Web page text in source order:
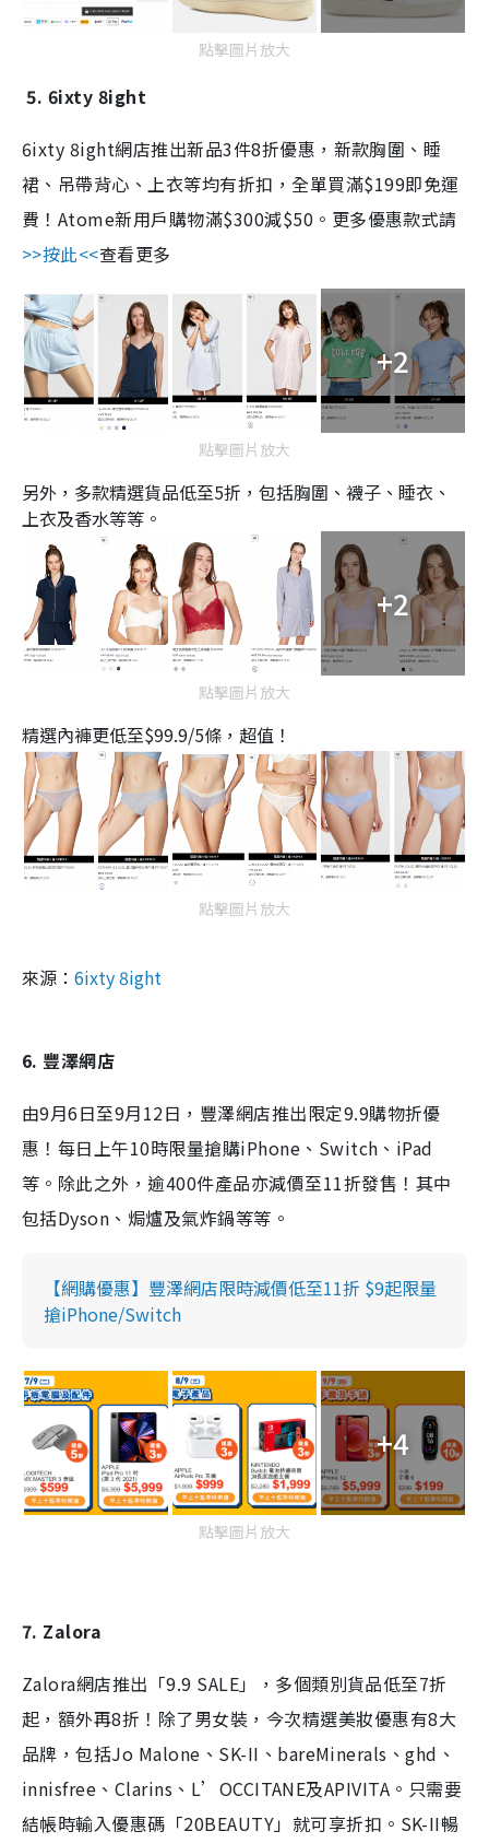
點擊圖片放大
5. 6ixty 8ight
6ixty 8ight網店推出新品3件8折優惠，新款胸圍、睡
裙、吊帶背心、上衣等均有折扣，全單買滿$199即免運
費！Atome新用戶購物滿$300減$50。更多優惠款式請
>>按此<<查看更多
+2
點擊圖片放大
另外，多款精選貨品低至5折，包括胸圍、襪子、睡衣、
上衣及香水等等。
+2
點擊圖片放大
精選內褲更低至$99.9/5條，超值！
點擊圖片放大
來源： 6ixty 8ight
6. 豐澤網店
由9月6日至9月12日，豐澤網店推出限定9.9購物折優
惠！每日上午10時限量搶購iPhone、Switch、iPad
等。除此之外，逾400件產品亦減價至11折發售！其中
包括Dyson、焗爐及氣炸鍋等等。
【網購優惠】豐澤網店限時減價低至11折 $9起限量
搶iPhone/Switch
+4
點擊圖片放大
7. Zalora
Zalora網店推出「9.9 SALE」，多個類別貨品低至7折
起，額外再8折！除了男女裝，今次精選美妝優惠有8大
品牌，包括Jo Malone、SK-II、bareMinerals、ghd、
innisfree、Clarins、L’OCCITANE及APIVITA。只需要
結帳時輸入優惠碼「20BEAUTY」就可享折扣。SK-II暢